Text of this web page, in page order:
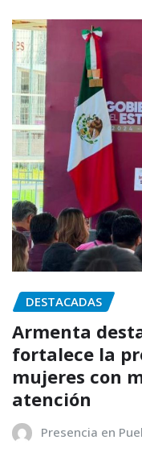
DESTACADAS
Armenta
fortalece la
mujeres con
atención
Presencia en